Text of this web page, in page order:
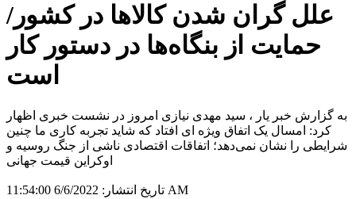
علل گران شدن کالاها در کشور/
حمایت از بنگاه‌ها در دستور کار
است
به گزارش خبر یار ، سید مهدی نیازی امروز در نشست خبری اظهار
کرد: امسال یک اتفاق ویژه ای افتاد که شاید تجربه کاری ما چنین
شرایطی را نشان نمی‌دهد؛ اتفاقات اقتصادی ناشی از جنگ روسیه و
اوکراین قیمت جهانی
تاریخ انتشار: 6/6/2022 11:54:00 AM